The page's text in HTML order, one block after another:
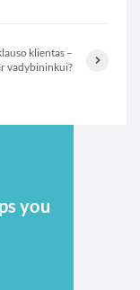
klientas –
vadybininkui?
you